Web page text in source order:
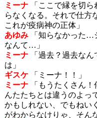
ミーナ「ここで縁を切ら
らなくなる。それで仕方
これが疫病神の正体」
あゆみ「知らなかった…
なんて…」
ミーナ「過去？過去なん
は」
ギスケ「ミーナ！！」
ミーナ「もうたくさん！
んたたちとは違うのよっ
かもしれない、でもねい
がわからなけりゃ、そん